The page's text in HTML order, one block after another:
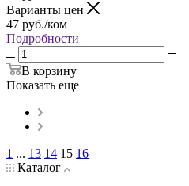
Варианты цен
47 руб./ком
Подробности
В корзину
Показать еще
1 ... 13 14 15 16
Каталог